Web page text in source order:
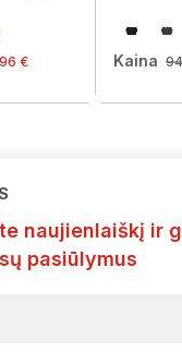
€ Kaina
naujienlaiškį ir
pasiūlymus